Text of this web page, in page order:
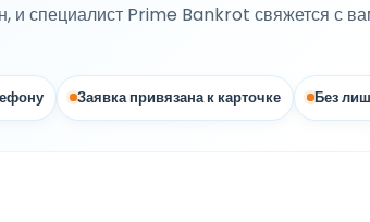
и специалист Prime Bankrot свяжется с
Заявка привязана к карточке Без